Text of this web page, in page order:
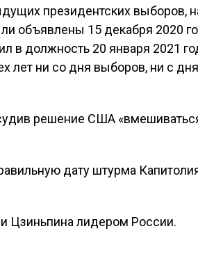
президентских выборов,
объявлены 15 декабря 2020
в должность 20 января 2021
лет ни со дня выборов, ни с дня
решение США
дату штурма
Цзиньпина лидером России.